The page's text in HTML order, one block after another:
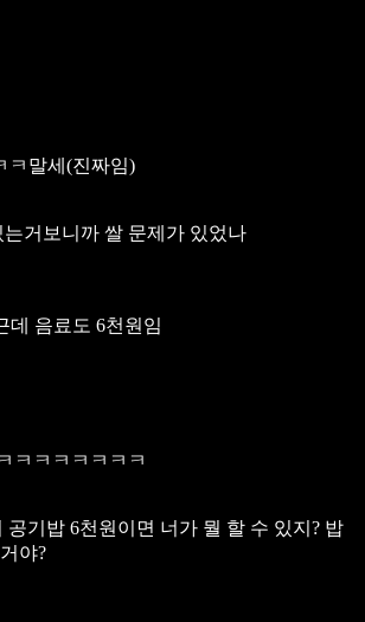
ㅋ말세(진짜임)
거보니까 쌀 문제가 있었나
데 음료도 6천원임
ㅋㅋㅋㅋㅋㅋㅋ
공기밥 6천원이면 너가 뭘 할 수 있지? 밥
야?